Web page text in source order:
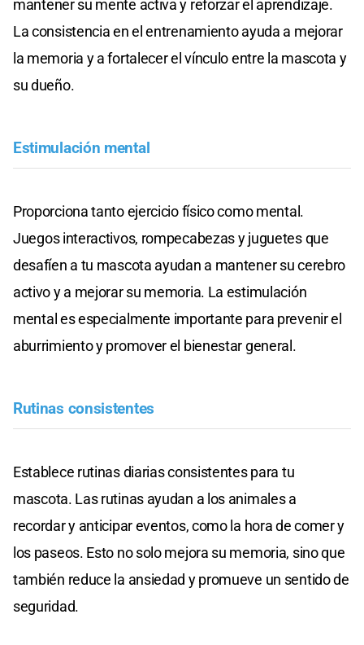
mantener su mente activa y reforzar el aprendizaje.
La consistencia en el entrenamiento ayuda a mejorar
la memoria y a fortalecer el vínculo entre la mascota y
su dueño.
Estimulación mental
Proporciona tanto ejercicio físico como mental.
Juegos interactivos, rompecabezas y juguetes que
desafíen a tu mascota ayudan a mantener su cerebro
activo y a mejorar su memoria. La estimulación
mental es especialmente importante para prevenir el
aburrimiento y promover el bienestar general.
Rutinas consistentes
Establece rutinas diarias consistentes para tu
mascota. Las rutinas ayudan a los animales a
recordar y anticipar eventos, como la hora de comer y
los paseos. Esto no solo mejora su memoria, sino que
también reduce la ansiedad y promueve un sentido de
seguridad.